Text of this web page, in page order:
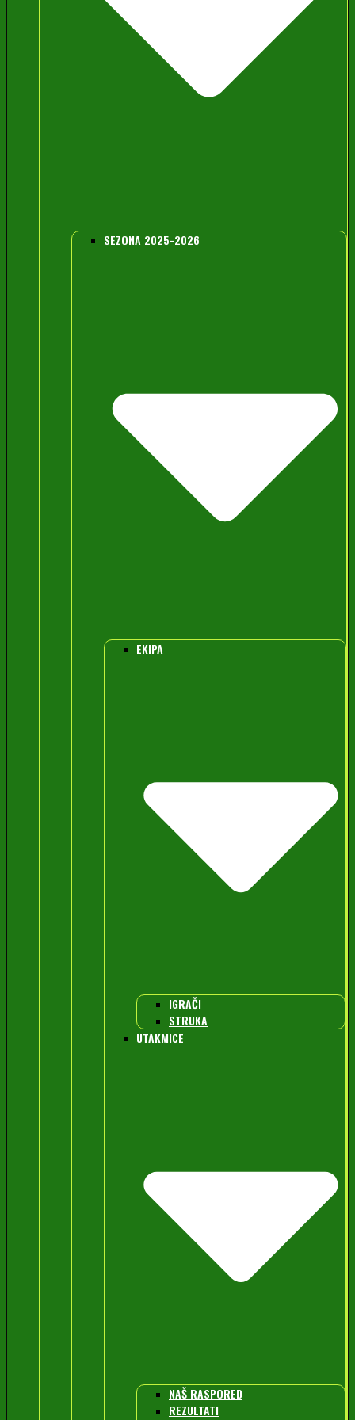
SEZONA 2025-2026
EKIPA
IGRAČI
STRUKA
UTAKMICE
NAŠ RASPORED
REZULTATI